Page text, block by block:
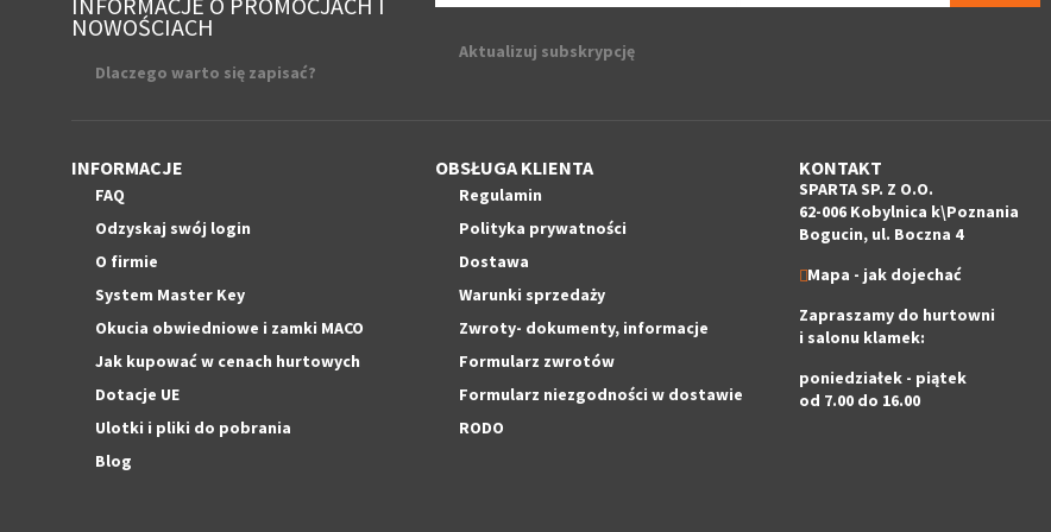
NOWOŚCIACH
Dlaczego warto się zapisać?
Aktualizuj subskrypcję
INFORMACJE
FAQ
Odzyskaj swój login
O firmie
System Master Key
Okucia obwiedniowe i zamki MACO
Jak kupować w cenach hurtowych
Dotacje UE
Ulotki i pliki do pobrania
Blog
OBSŁUGA KLIENTA
Regulamin
Polityka prywatności
Dostawa
Warunki sprzedaży
Zwroty- dokumenty, informacje
Formularz zwrotów
Formularz niezgodności w dostawie
RODO
KONTAKT
SPARTA SP. Z O.O.
62-006 Kobylnica k\Poznania
Bogucin, ul. Boczna 4
Mapa - jak dojechać
Zapraszamy do hurtowni
i salonu klamek:
poniedziałek - piątek
od 7.00 do 16.00